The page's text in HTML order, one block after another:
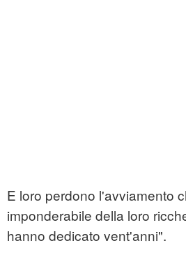
E loro perdono l'avviamento
imponderabile della loro
hanno dedicato vent'anni".